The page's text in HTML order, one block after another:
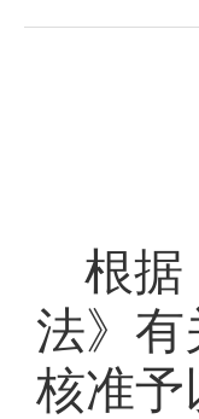
根据
法》
核准予